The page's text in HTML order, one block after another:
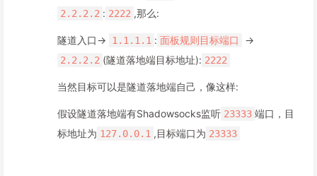
2.2.2.2 : 2222 ,那么:
隧道入口-> 1.1.1.1 : 面板规则目标端口 ->
2.2.2.2 (隧道落地端目标地址): 2222
当然目标可以是隧道落地端自己，像这样:
假设隧道落地端有Shadowsocks监听 23333 端口，目
标地址为 127.0.0.1 ,目标端口为 23333